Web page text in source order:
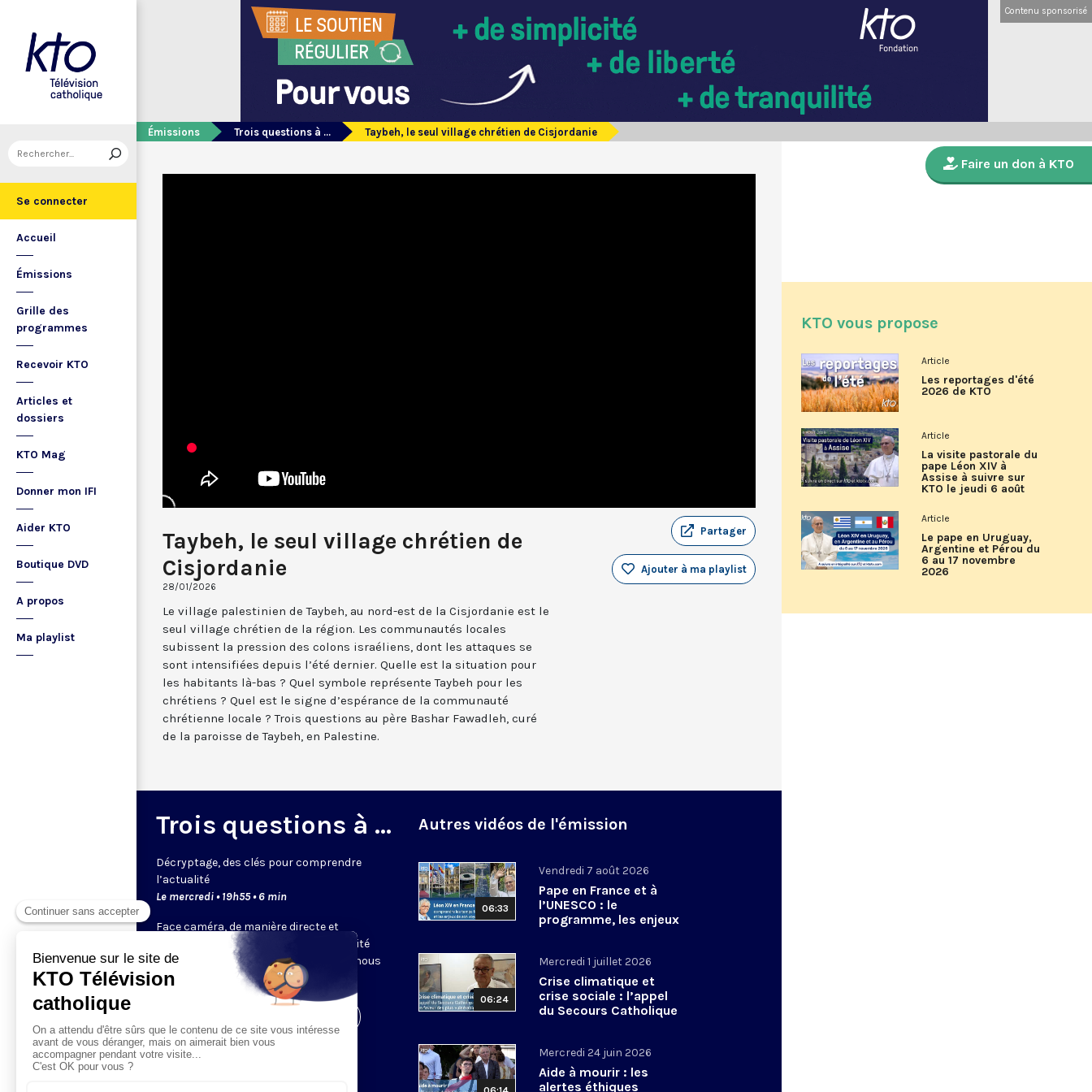
Se connecter
Accueil
Émissions
Grille des
programmes
Recevoir KTO
Articles et
dossiers
KTO Mag
Donner mon IFI
Aider KTO
Boutique DVD
A propos
Ma playlist
Contenu sponsorisé
Émissions Trois questions à ... Taybeh, le seul village chrétien de Cisjordanie
Taybeh, le seul village chrétien de
Cisjordanie
28/01/2026
Partager
Ajouter à ma playlist
Le village palestinien de Taybeh, au nord-est de la Cisjordanie est le
seul village chrétien de la région. Les communautés locales
subissent la pression des colons israéliens, dont les attaques se
sont intensifiées depuis l’été dernier. Quelle est la situation pour
les habitants là-bas ? Quel symbole représente Taybeh pour les
chrétiens ? Quel est le signe d’espérance de la communauté
chrétienne locale ? Trois questions au père Bashar Fawadleh, curé
de la paroisse de Taybeh, en Palestine.
Trois questions à ...
Décryptage, des clés pour comprendre
l’actualité
Le mercredi • 19h55 • 6 min
Face caméra, de manière directe et
dynamique, un expert de KTO ou un invité
choisi par la rédaction décrypte pour nous
un sujet.
Autres vidéos de l'émission
06:33
Vendredi 7 août 2026
Pape en France et à
l’UNESCO : le
programme, les enjeux
06:24
Mercredi 1 juillet 2026
Crise climatique et
crise sociale : l’appel
du Secours Catholique
Mercredi 24 juin 2026
Aide à mourir : les
alertes éthiques
Faire un don à KTO
KTO vous propose
Article
Les reportages d'été
2026 de KTO
Article
La visite pastorale du
pape Léon XIV à
Assise à suivre sur
KTO le jeudi 6 août
Article
Le pape en Uruguay,
Argentine et Pérou du
6 au 17 novembre
2026